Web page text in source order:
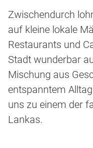
Zwischendurch
auf kleine lokale
Restaurants und
Stadt wunderbar
Mischung aus
entspanntem
uns zu einem der
Lankas.